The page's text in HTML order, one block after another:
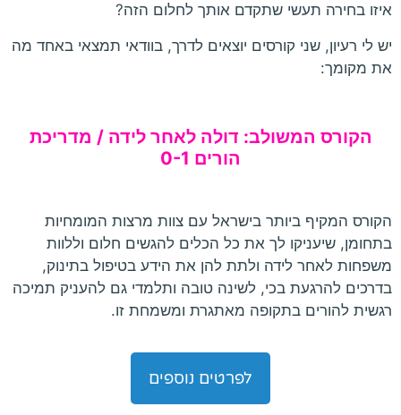
איזו בחירה תעשי שתקדם אותך לחלום הזה?
יש לי רעיון, שני קורסים יוצאים לדרך, בוודאי תמצאי באחד מה
את מקומך:
הקורס המשולב: דולה לאחר לידה / מדריכת
הורים 0-1
הקורס המקיף ביותר בישראל עם צוות מרצות המומחיות
בתחומן, שיעניקו לך את כל הכלים להגשים חלום וללוות
משפחות לאחר לידה ולתת להן את הידע בטיפול בתינוק,
בדרכים להרגעת בכי, לשינה טובה ותלמדי גם להעניק תמיכה
רגשית להורים בתקופה מאתגרת ומשמחת זו.
לפרטים נוספים